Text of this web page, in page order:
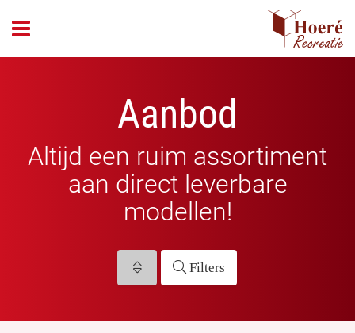
Aanbod
Altijd een ruim assortiment
aan direct leverbare
modellen!
Filters
header_open_menu